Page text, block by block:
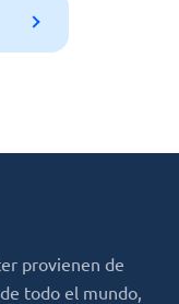
provienen de
todo el mundo,